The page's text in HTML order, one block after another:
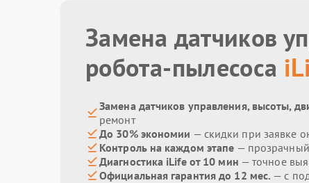
Замена датчиков
робота-пылесоса
Замена датчиков управления, высоты,
ремонт
До 30% экономии — скидки при заявке
Контроль на каждом этапе —
Диагностика iLife от 10 мин — точное
Официальная гарантия до 12 мес. — с